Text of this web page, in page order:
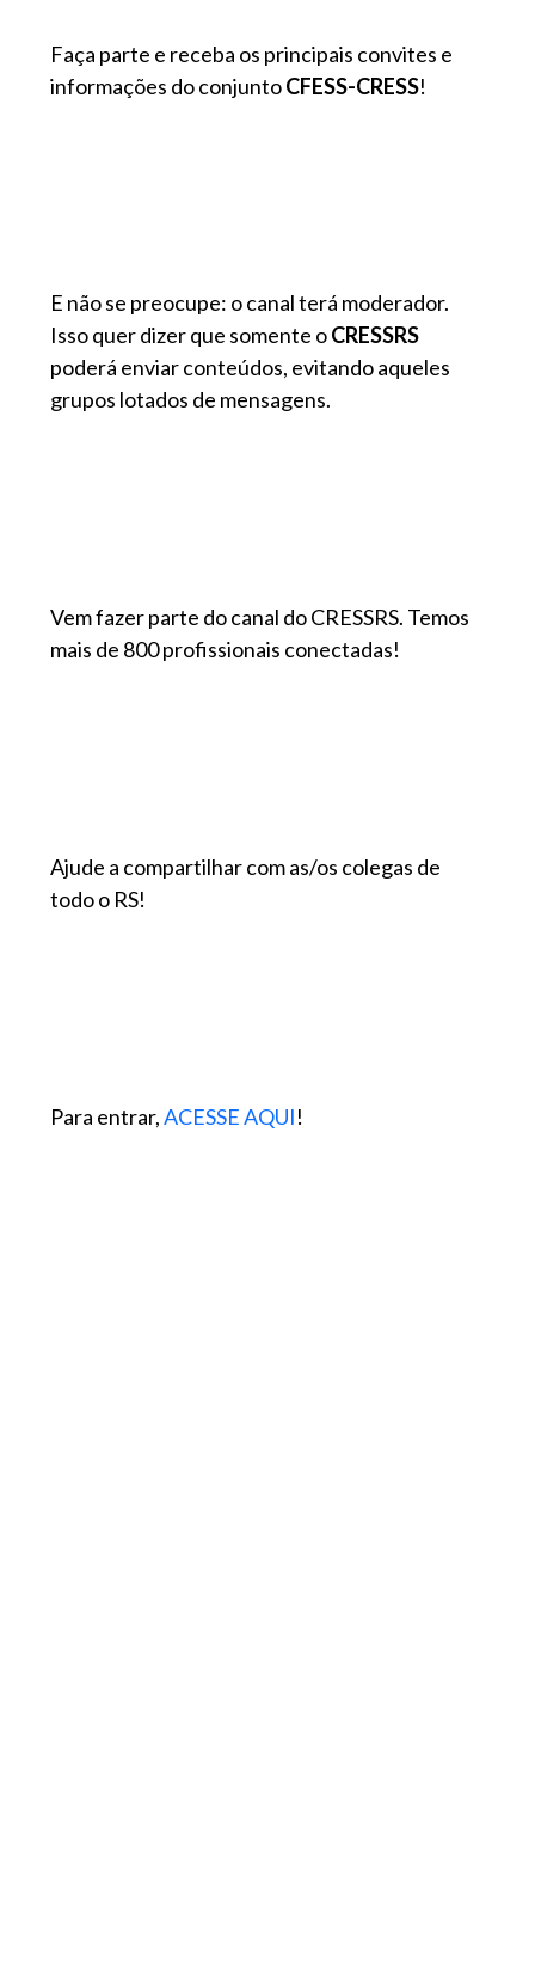
Faça parte e receba os principais convites e
informações do conjuntoCFESS-CRESS!
E não se preocupe: o canal terá moderador.
Isso quer dizer que somente oCRESSRS
poderá enviar conteúdos, evitando aqueles
grupos lotados de mensagens.
Vem fazer parte do canal do CRESSRS. Temos
mais de 800 profissionais conectadas!
Ajude a compartilhar com as/os colegas de
todo o RS!
Para entrar,ACESSE AQUI!